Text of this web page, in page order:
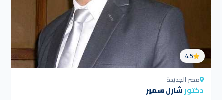
4.5
مصر الجديدة
دكتورشارل سمير